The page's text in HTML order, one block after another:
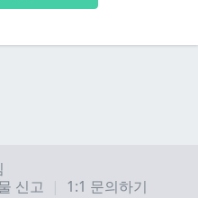
신고 1:1 문의하기